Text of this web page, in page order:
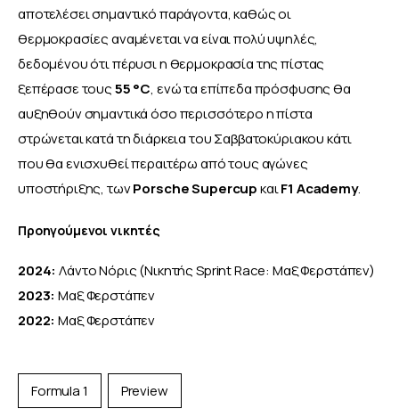
αποτελέσει σημαντικό παράγοντα, καθώς οι
θερμοκρασίες αναμένεται να είναι πολύ υψηλές,
δεδομένου ότι πέρυσι η θερμοκρασία της πίστας
ξεπέρασε τους 55 °C, ενώ τα επίπεδα πρόσφυσης θα
αυξηθούν σημαντικά όσο περισσότερο η πίστα
στρώνεται κατά τη διάρκεια του Σαββατοκύριακου κάτι
που θα ενισχυθεί περαιτέρω από τους αγώνες
υποστήριξης, των Porsche Supercup και F1 Academy.
Προηγούμενοι νικητές
2024: Λάντο Νόρις (Νικητής Sprint Race: Μαξ Φερστάπεν)
2023: Μαξ Φερστάπεν
2022: Μαξ Φερστάπεν
Formula 1 Preview